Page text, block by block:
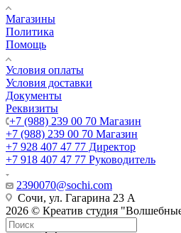
Магазины
Политика
Помощь
Условия оплаты
Условия доставки
Документы
Реквизиты
+7 (988) 239 00 70 Магазин
+7 (988) 239 00 70 Магазин
+7 928 407 47 77 Директор
+7 918 407 47 77 Руководитель
2390070@sochi.com
Сочи, ул. Гагарина 23 А
2026 © Креатив студия